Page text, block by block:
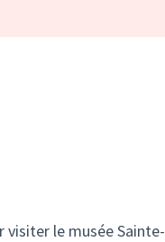
visiter le musée Sainte-